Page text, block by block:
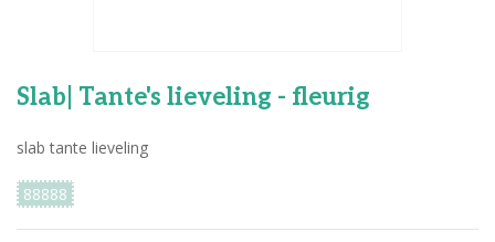
Slab| Tante's lieveling - fleurig
slab tante lieveling
88888